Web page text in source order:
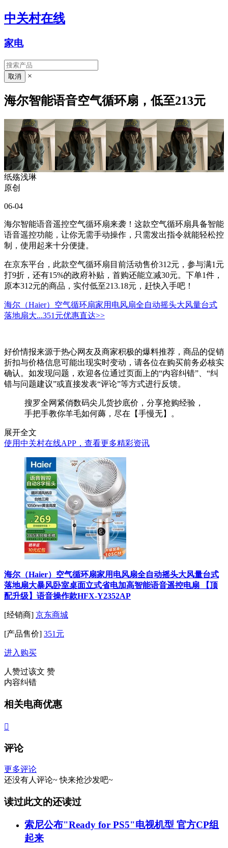
中关村在线
家电
×
海尔智能语音空气循环扇，低至213元
纸殇浅琳
原创
06-04
海尔智能语音遥控空气循环扇来袭！这款空气循环扇具备智能
语音遥控功能，让你无需手动操作，只需发出指令就能轻松控
制，使用起来十分便捷。
在京东平台，此款空气循环扇目前活动售价312元，参与满1元
打9折，还有15%的政府补贴，首购还能立减30元。下单1件，
原本312元的商品，实付低至213.18元，赶快入手吧！
海尔（Haier）空气循环扇家用电风扇全自动摇头大风量台式
落地扇大...351元优惠直达>>
好价情报来源于热心网友及商家积极的爆料推荐，商品的促销
折扣与价格信息可能出现实时变动，请各位在购买前务必核实
确认。如发现问题，欢迎各位通过页面上的“内容纠错”、“纠
错与问题建议”或直接发表“评论”等方式进行反馈。
搜罗全网紧俏数码尖儿货抄底价，分享抢购经验，
手把手教你羊毛如何薅，尽在【手慢无】。
展开全文
使用中关村在线APP，查看更多精彩资讯
海尔（Haier）空气循环扇家用电风扇全自动摇头大风量台式
落地扇大暴风卧室桌面立式省电加高智能语音遥控电扇 【顶
配升级】语音操作款HFX-Y2352AP
[经销商] 京东商城
[产品售价] 351元
进入购买
人赞过该文 赞
内容纠错
相关电商优惠

评论
更多评论
还没有人评论~ 快来抢沙发吧~
读过此文的还读过
索尼公布"Ready for PS5"电视机型 官方CP组
起来